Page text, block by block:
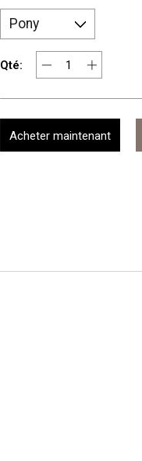
Qté:
Acheter maintenant